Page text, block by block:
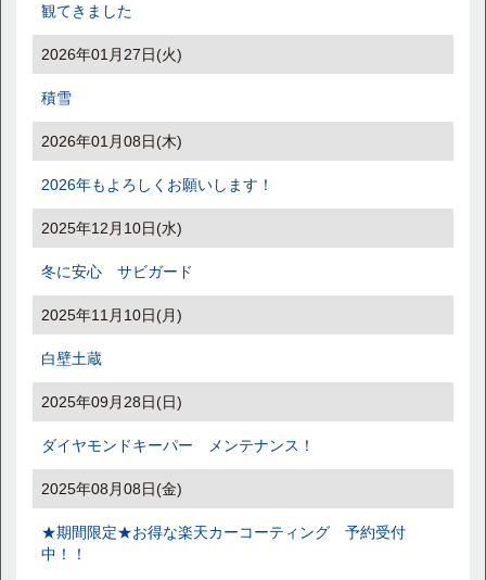
観てきました
2026年01月27日(火)
積雪
2026年01月08日(木)
2026年もよろしくお願いします！
2025年12月10日(水)
冬に安心 サビガード
2025年11月10日(月)
白壁土蔵
2025年09月28日(日)
ダイヤモンドキーパー メンテナンス！
2025年08月08日(金)
★期間限定★お得な楽天カーコーティング 予約受付
中！！